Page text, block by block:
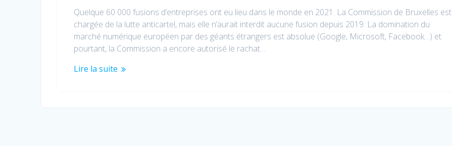
Quelque 60 000 fusions d’entreprises ont eu lieu dans le monde en 2021. La Commission de Bruxelles est
chargée de la lutte anticartel, mais elle n’aurait interdit aucune fusion depuis 2019. La domination du
marché numérique européen par des géants étrangers est absolue (Google, Microsoft, Facebook…) et
pourtant, la Commission a encore autorisé le rachat…
Lire la suite